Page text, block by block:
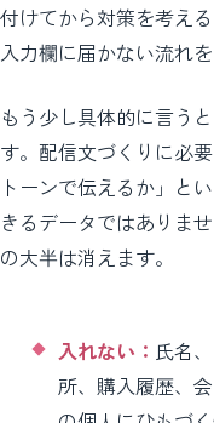
付けてから対策を考え
入力欄に届かない流れ
もう少し具体的に言う
す。配信文づくりに必
トーンで伝えるか」と
きるデータではありま
の大半は消えます。
入れない： 氏名
所、購入履歴、